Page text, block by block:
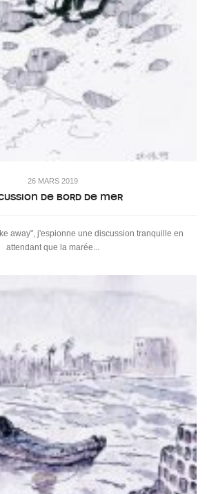
26 MARS 2019
de bord de mer
away", j'espionne une discussion tranquille en
attendant que la marée...